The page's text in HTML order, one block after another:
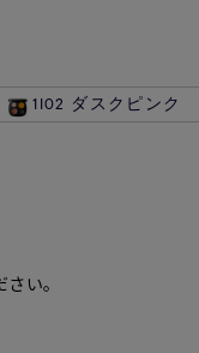
1I02 ダスクピンク
い。